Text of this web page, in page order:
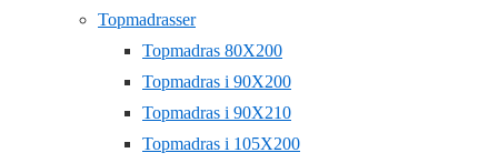
Topmadrasser
Topmadras 80X200
Topmadras i 90X200
Topmadras i 90X210
Topmadras i 105X200